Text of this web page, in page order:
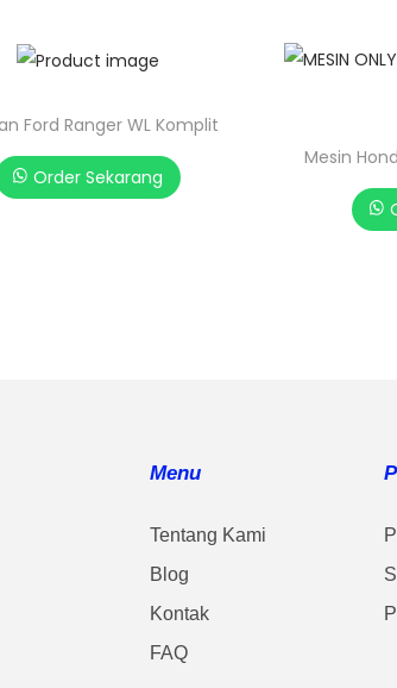
Ford Ranger WL Komplit
Order Sekarang
Mesin
Menu
Tentang Kami
Blog
Kontak
FAQ